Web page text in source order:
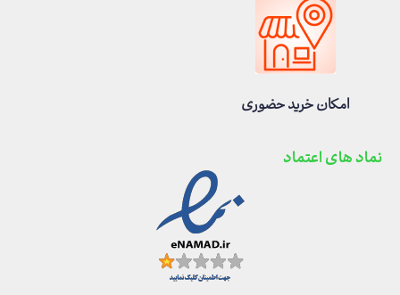
امکان خرید حضوری
نماد های اعتماد